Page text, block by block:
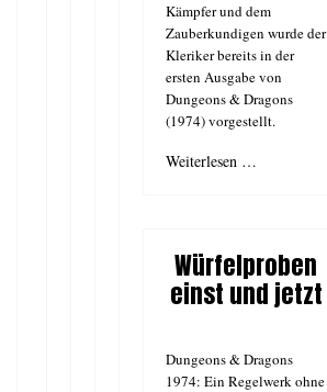
Kämpfer und dem
Zauberkundigen wurde der
Kleriker bereits in der
ersten Ausgabe von
Dungeons & Dragons
(1974) vorgestellt.
Weiterlesen …
Würfelproben
einst und jetzt
Dungeons & Dragons
1974: Ein Regelwerk ohne